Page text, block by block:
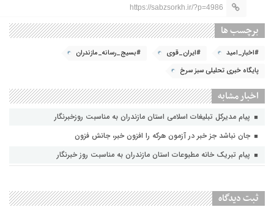
https://sabzsorkh.ir/?p=4986
برچسب ها
#اخبار_امید #ایران_قوی
#بسیج_رسانه_مازندران
پایگاه خبری تحلیلی سبز سرخ
اخبار مشابه
پیام مدیرکل تبلیغات اسلامی استان مازندران به مناسبت روزخبرنگار
جان نباشد جز خبر در آزمون هرکه را افزون خبر، جانش فزون
پیام تبریک خانه مطبوعات استان مازندران به مناسبت روز خبرنگار
ثبت دیدگاه